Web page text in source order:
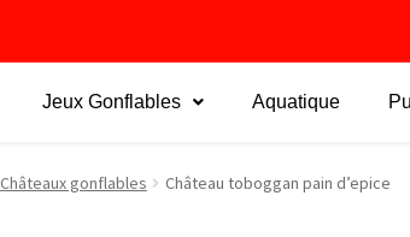
Jeux Gonflables Aquatique
Châteaux gonflables Château toboggan pain d’epice